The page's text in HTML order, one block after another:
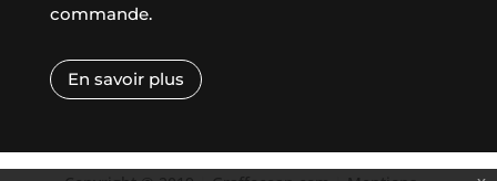
commande.
En savoir plus